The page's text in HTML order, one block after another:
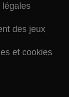
légales
des jeux
et cookies